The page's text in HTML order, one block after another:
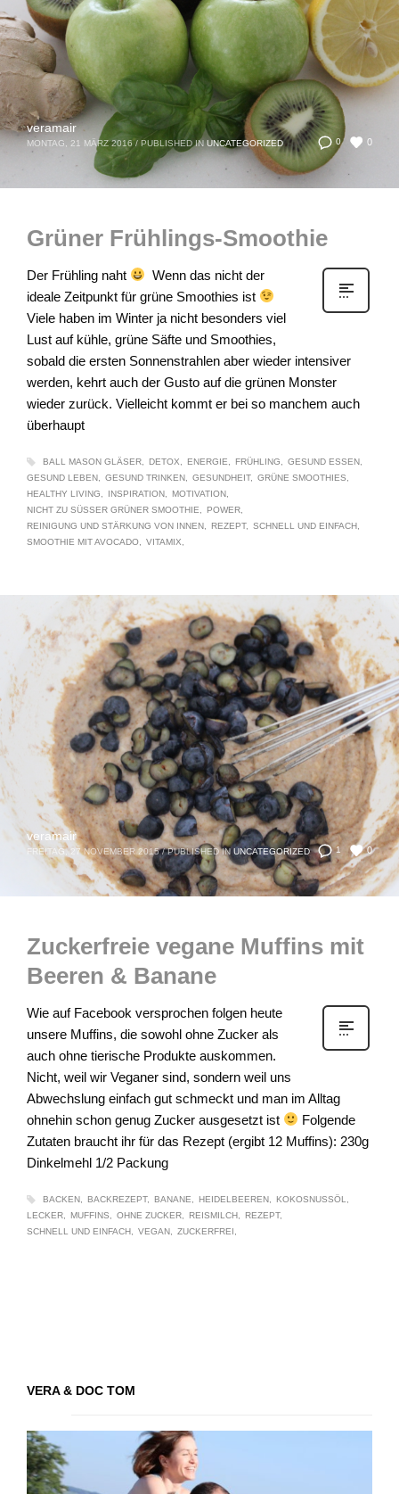
0 0
veramair
MONTAG, 21 MÄRZ 2016 / PUBLISHED IN UNCATEGORIZED
Grüner Frühlings-Smoothie
Der Frühling naht
Wenn das nicht der
ideale Zeitpunkt für grüne Smoothies ist
Viele haben im Winter ja nicht besonders viel
Lust auf kühle, grüne Säfte und Smoothies,
sobald die ersten Sonnenstrahlen aber wieder intensiver
werden, kehrt auch der Gusto auf die grünen Monster
wieder zurück. Vielleicht kommt er bei so manchem auch
überhaupt
BALL MASON GLÄSER DETOX ENERGIE FRÜHLING
GESUND ESSEN
GESUND LEBEN
GESUND TRINKEN GESUNDHEIT
GRÜNE SMOOTHIES
HEALTHY LIVING
INSPIRATION
MOTIVATION
NICHT ZU SÜSSER GRÜNER SMOOTHIE
POWER
REINIGUNG UND STÄRKUNG VON INNEN
REZEPT
SCHNELL UND EINFACH
SMOOTHIE MIT AVOCADO
VITAMIX
1 0
veramair
FREITAG, 27 NOVEMBER 2015 / PUBLISHED IN UNCATEGORIZED
Zuckerfreie vegane Muffins mit
Beeren & Banane
Wie auf Facebook versprochen folgen heute
unsere Muffins, die sowohl ohne Zucker als
auch ohne tierische Produkte auskommen.
Nicht, weil wir Veganer sind, sondern weil uns
Abwechslung einfach gut schmeckt und man im Alltag
ohnehin schon genug Zucker ausgesetzt ist
Folgende
Zutaten braucht ihr für das Rezept (ergibt 12 Muffins): 230g
Dinkelmehl 1/2 Packung
BACKEN BACKREZEPT BANANE HEIDELBEEREN
KOKOSNUSSÖL
LECKER
MUFFINS OHNE ZUCKER REISMILCH
REZEPT
SCHNELL UND EINFACH
VEGAN ZUCKERFREI
VERA & DOC TOM